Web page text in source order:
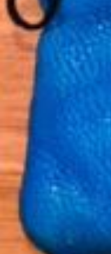
Nous rejoindre
Comment Agir ?
Médias
13 avril 2021 / Temps
Des
L'UNSA,
été publié le